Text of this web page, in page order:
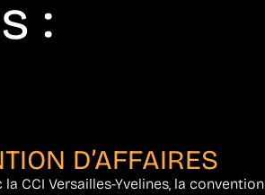
:
D’AFFAIRES
CCI Versailles-Yvelines, la convention